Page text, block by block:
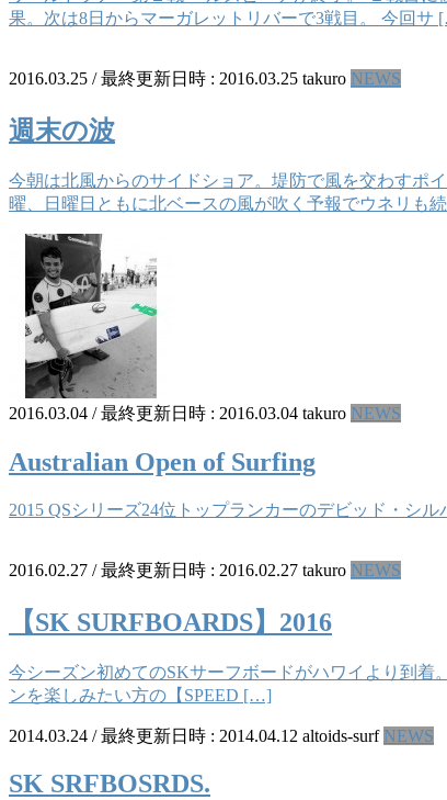
果。次は8日からマーガレットリバーで3戦目。 今回サ
2016.03.25 / 最終更新日時 : 2016.03.25 takuro NEWS
週末の波
今朝は北風からのサイドショア。堤防で風を交わすポ
曜、日曜日ともに北ベースの風が吹く予報でウネリも
2016.03.04 / 最終更新日時 : 2016.03.04 takuro NEWS
Australian Open of Surfing
2015 QSシリーズ24位トップランカーのデビッド・シ
2016.02.27 / 最終更新日時 : 2016.02.27 takuro NEWS
【SK SURFBOARDS】2016
今シーズン初めてのSKサーフボードがハワイより到着
ンを楽しみたい方の【SPEED […]
2014.03.24 / 最終更新日時 : 2014.04.12 altoids-surf NEWS
SK SRFBOSRDS.